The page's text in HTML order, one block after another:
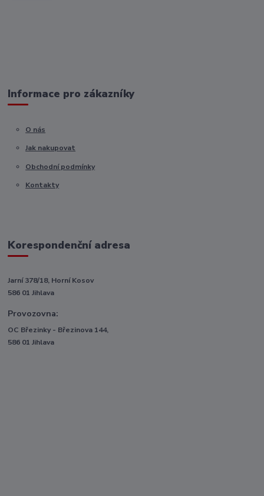
Informace pro zákazníky
O nás
Jak nakupovat
Obchodní podmínky
Kontakty
Korespondenční adresa
Jarní 378/18, Horní Kosov
586 01 Jihlava
Provozovna:
OC Březinky - Březinova 144,
586 01 Jihlava